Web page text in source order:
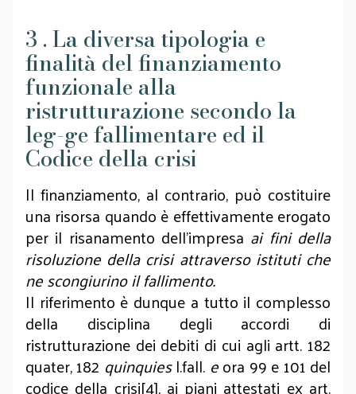
3 . La diversa tipologia e
finalità del finanziamento
funzionale alla
ristrutturazione secondo la
leg-ge fallimentare ed il
Codice della crisi
Il finanziamento, al contrario, può costituire
una risorsa quando è effettivamente erogato
per il risanamento dell’impresa ai fini della
risoluzione della crisi attraverso istituti che
ne scongiurino il fallimento.
Il riferimento è dunque a tutto il complesso
della disciplina degli accordi di
ristrutturazione dei debiti di cui agli artt. 182
quater, 182 quinquiesl.fall. eora 99 e 101 del
codice della crisi[4], ai piani attestati ex art.